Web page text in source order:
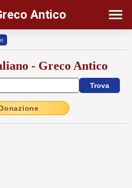
Antico
- Greco Antico